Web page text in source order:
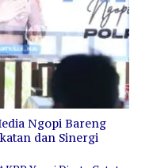
Ngopi Bareng
dan Sinergi